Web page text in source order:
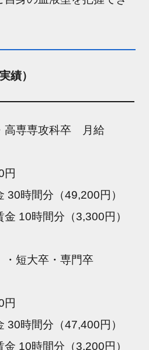
績）
高専専攻科卒 月給
円
時間分（49,200円）
10時間分（3,300円）
・短大卒・専門卒
円
時間分（47,400円）
10時間分（3,200円）